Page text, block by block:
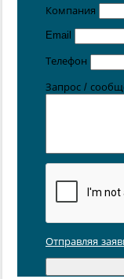
Цена от 5 руб.
Компания
Email
Телефон
Запрос /
Отправляя